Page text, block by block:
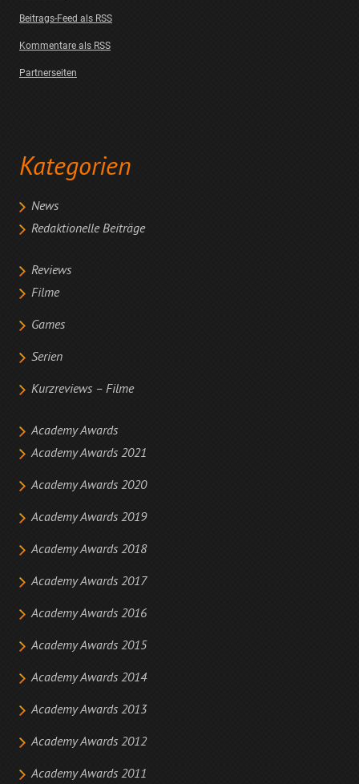
Beitrags-Feed als RSS
Kommentare als RSS
Partnerseiten
Kategorien
News
Redaktionelle Beiträge
Reviews
Filme
Games
Serien
Kurzreviews – Filme
Academy Awards
Academy Awards 2021
Academy Awards 2020
Academy Awards 2019
Academy Awards 2018
Academy Awards 2017
Academy Awards 2016
Academy Awards 2015
Academy Awards 2014
Academy Awards 2013
Academy Awards 2012
Academy Awards 2011